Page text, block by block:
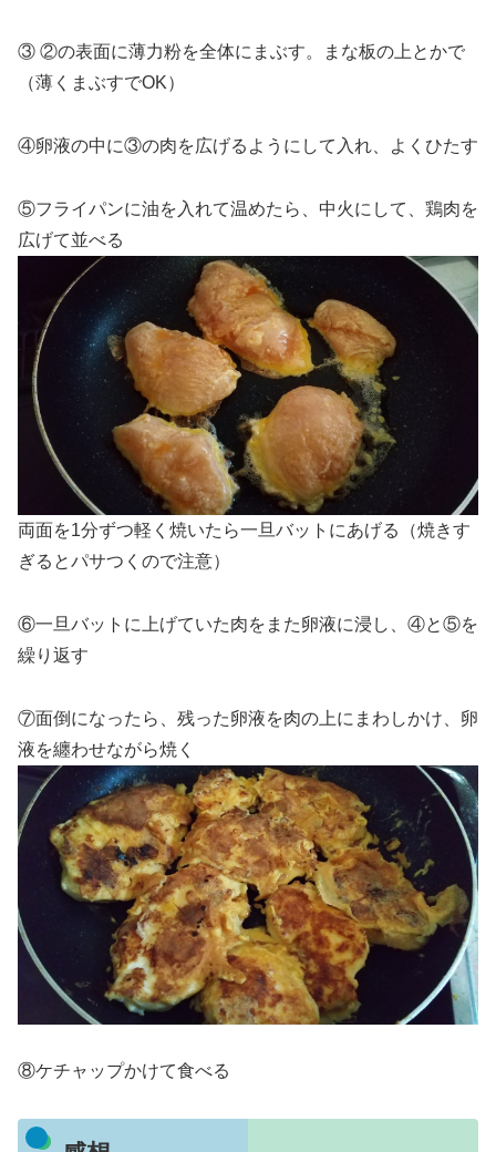
③ ②の表面に薄力粉を全体にまぶす。まな板の上とかで
（薄くまぶすでOK）
④卵液の中に③の肉を広げるようにして入れ、よくひたす
⑤フライパンに油を入れて温めたら、中火にして、鶏肉を
広げて並べる
両面を1分ずつ軽く焼いたら一旦バットにあげる（焼きす
ぎるとパサつくので注意）
⑥一旦バットに上げていた肉をまた卵液に浸し、④と⑤を
繰り返す
⑦面倒になったら、残った卵液を肉の上にまわしかけ、卵
液を纏わせながら焼く
⑧ケチャップかけて食べる